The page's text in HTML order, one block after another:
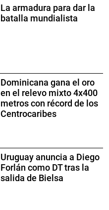
La armadura para dar la
batalla mundialista
Dominicana gana el oro
en el relevo mixto 4x400
metros con récord de los
Centrocaribes
Uruguay anuncia a Diego
Forlán como DT tras la
salida de Bielsa